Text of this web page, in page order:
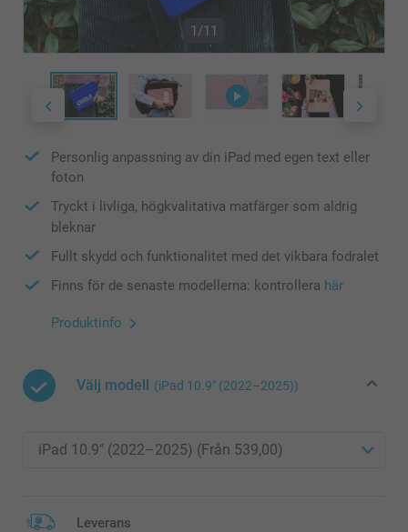
1/11
Personlig anpassning av din iPad med egen text eller
foton
Tryckt i livliga, högkvalitativa matfärger som aldrig
bleknar
Fullt skydd och funktionalitet med det vikbara fodralet
Finns för de senaste modellerna: kontrollera här
Produktinfo
Välj modell (iPad 10.9″ (2022–2025))
Leverans